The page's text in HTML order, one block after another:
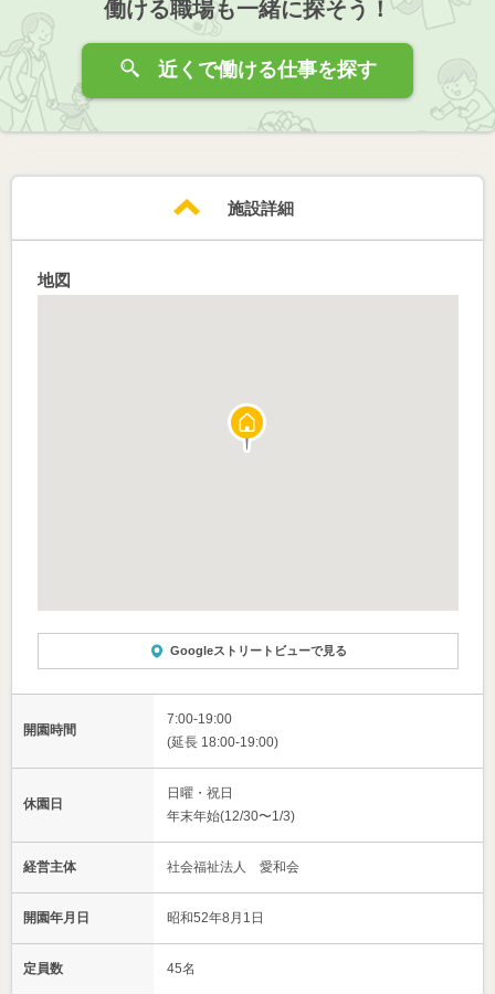
働ける職場も一緒に探そう！
近くで働ける仕事を探す
施設詳細
地図
Googleストリートビューで見る
開園時間
7:00-19:00
(延長 18:00-19:00)
休園日
日曜・祝日
年末年始(12/30〜1/3)
経営主体 社会福祉法人 愛和会
開園年月日 昭和52年8月1日
定員数 45名